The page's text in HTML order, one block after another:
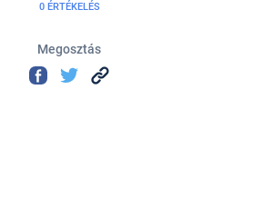
0 ÉRTÉKELÉS
Megosztás